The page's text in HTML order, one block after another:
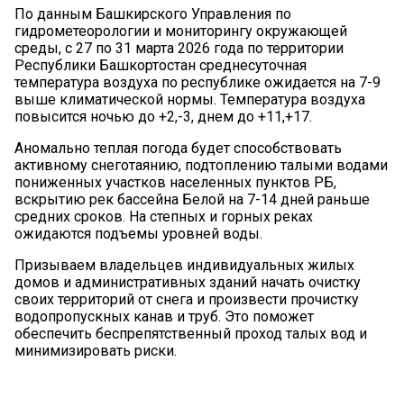
По данным Башкирского Управления по
гидрометеорологии и мониторингу окружающей
среды, с 27 по 31 марта 2026 года по территории
Республики Башкортостан среднесуточная
температура воздуха по республике ожидается на 7-9
выше климатической нормы. Температура воздуха
повысится ночью до +2,-3, днем до +11,+17.
Аномально теплая погода будет способствовать
активному снеготаянию, подтоплению талыми водами
пониженных участков населенных пунктов РБ,
вскрытию рек бассейна Белой на 7-14 дней раньше
средних сроков. На степных и горных реках
ожидаются подъемы уровней воды.
Призываем владельцев индивидуальных жилых
домов и административных зданий начать очистку
своих территорий от снега и произвести прочистку
водопропускных канав и труб. Это поможет
обеспечить беспрепятственный проход талых вод и
минимизировать риски.